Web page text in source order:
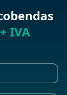
IVA